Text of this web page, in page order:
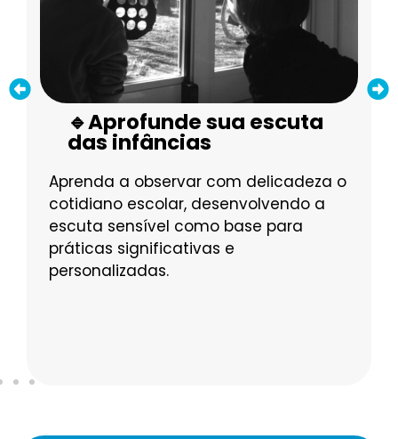
🔹Aprofunde sua escuta
das infâncias
Aprenda a observar com delicadeza o
cotidiano escolar, desenvolvendo a
escuta sensível como base para
práticas significativas e
personalizadas.